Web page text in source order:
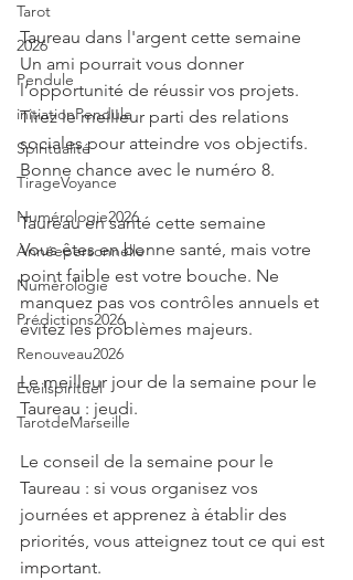
Tarot
2026
Pendule
initiationPendule
Spiritualité
TirageVoyance
Numérologie2026
Annéepersonnelle
Numérologie
Prédictions2026
Renouveau2026
Eveilspirituel
TarotdeMarseille
Taureau dans l'argent cette semaine
Un ami pourrait vous donner
l’opportunité de réussir vos projets.
Tirez le meilleur parti des relations
sociales pour atteindre vos objectifs.
Bonne chance avec le numéro 8.
Taureau en santé cette semaine
Vous êtes en bonne santé, mais votre
point faible est votre bouche. Ne
manquez pas vos contrôles annuels et
évitez les problèmes majeurs.
Le meilleur jour de la semaine pour le
Taureau : jeudi.
Le conseil de la semaine pour le
Taureau : si vous organisez vos
journées et apprenez à établir des
priorités, vous atteignez tout ce qui est
important.